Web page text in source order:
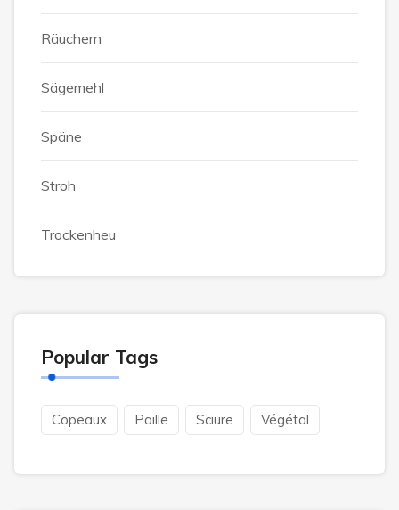
Räuchern
Sägemehl
Späne
Stroh
Trockenheu
Popular Tags
Copeaux Paille Sciure Végétal